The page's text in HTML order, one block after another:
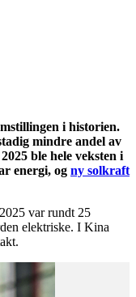
i historien.
mindre andel av
ble hele veksten i
energi, og ny solkraft
var rundt 25
elektriske. I Kina